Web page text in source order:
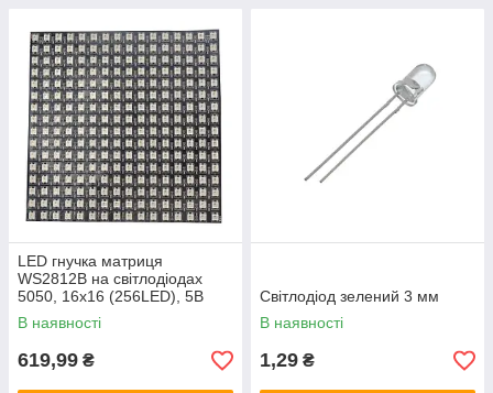
LED гнучка матриця
WS2812B на світлодіодах
5050, 16х16 (256LED), 5В
В наявності
619,99 ₴
Світлодіод зелений 3 мм
В наявності
1,29 ₴